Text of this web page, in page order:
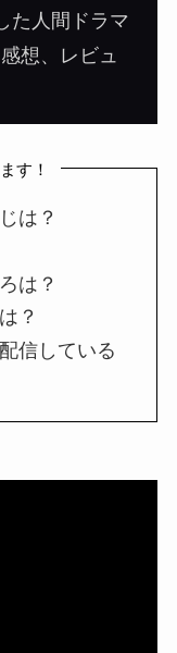
た人間ドラマ
想、レビュ
す！
は？
は？
？
信している